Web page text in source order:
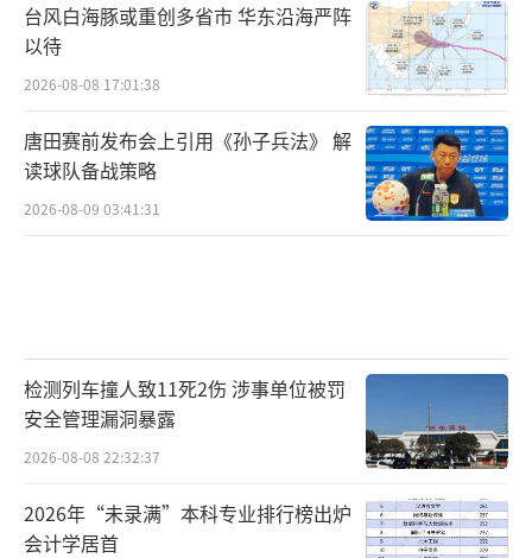
台风白海豚或重创多省市 华东沿海严阵
以待
2026-08-08 17:01:38
唐田赛前发布会上引用《孙子兵法》 解
读球队备战策略
2026-08-09 03:41:31
检测列车撞人致11死2伤 涉事单位被罚
安全管理漏洞暴露
2026-08-08 22:32:37
2026年“未录满”本科专业排行榜出炉
会计学居首